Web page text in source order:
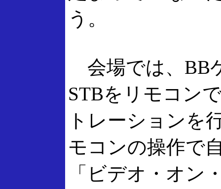
う。
会場では、BB
STBをリモコン
トレーションを
モコンの操作で
「ビデオ・オン